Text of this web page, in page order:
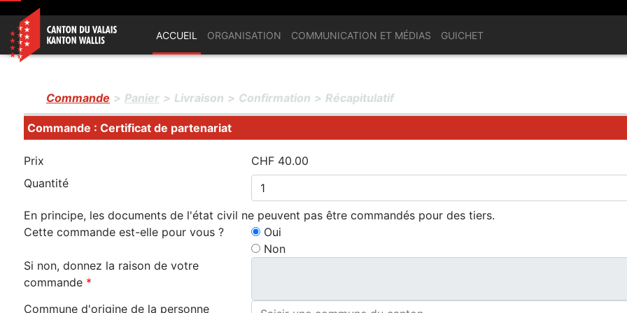
ACCUEIL ORGANISATION COMMUNICATION ET MÉDIAS GUICHET
Commande > Panier > Livraison > Confirmation > Récapitulatif
Commande : Certificat de partenariat
Prix
CHF 40.00
Quantité
En principe, les documents de l'état civil ne peuvent pas être commandés pour des tiers.
Cette commande est-elle pour vous ?
Oui
Non
Si non, donnez la raison de votre
commande *
Commune d'origine de la personne